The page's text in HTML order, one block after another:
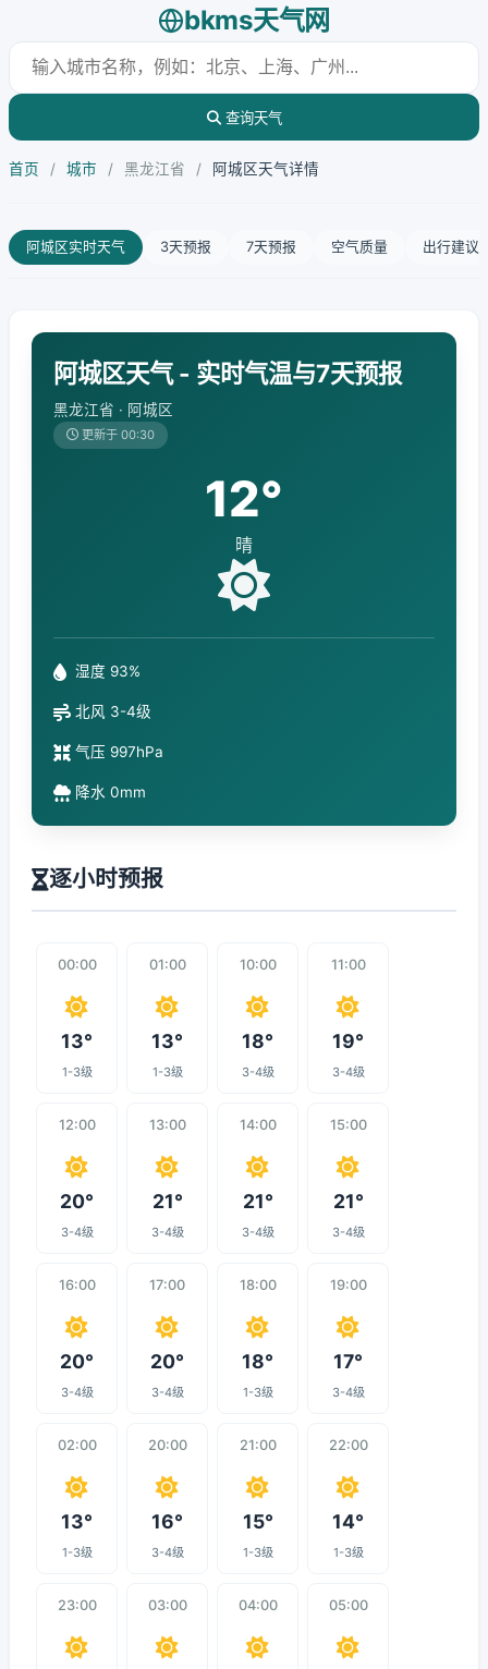
bkms天气网
查询天气
首页 / 城市 / 黑龙江省 / 阿城区天气详情
阿城区实时天气 3天预报 7天预报 空气质量 出行建议
阿城区天气 - 实时气温与7天预报
黑龙江省 · 阿城区
更新于 00:30
12°
晴
湿度 93%
北风 3-4级
气压 997hPa
降水 0mm
逐小时预报
00:00
13°
1-3级
01:00
13°
1-3级
10:00
18°
3-4级
11:00
19°
3-4级
12:00
20°
3-4级
13:00
21°
3-4级
14:00
21°
3-4级
15:00
21°
3-4级
16:00
20°
3-4级
17:00
20°
3-4级
18:00
18°
1-3级
19:00
17°
3-4级
02:00
13°
1-3级
20:00
16°
3-4级
21:00
15°
1-3级
22:00
14°
1-3级
23:00 03:00 04:00 05:00